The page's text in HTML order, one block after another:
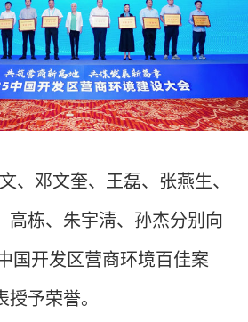
、邓文奎、王磊、张燕生、
高栋、朱宇淸、孙杰分别向
国开发区营商环境百佳案
予荣誉。